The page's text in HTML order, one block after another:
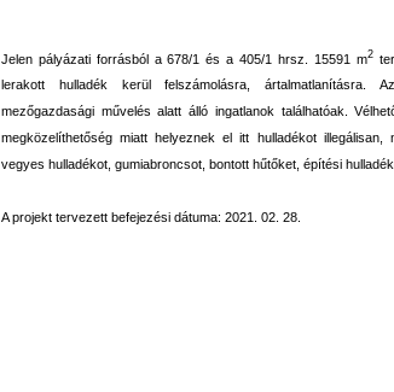
Jelen pályázati forrásból a 678/1 és a 405/1 hrsz. 15591 m2
lerakott hulladék kerül felszámolásra, ártalmatlanításra.
mezőgazdasági művelés alatt álló ingatlanok találhatóak.
megközelíthetőség miatt helyeznek el itt hulladékot illegálisan,
vegyes hulladékot, gumiabroncsot, bontott hűtőket, építési
A projekt tervezett befejezési dátuma: 2021. 02. 28.